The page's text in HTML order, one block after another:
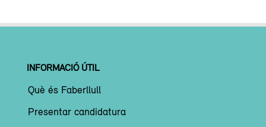
INFORMACIÓ ÚTIL
Què és Faberllull
Presentar candidatura